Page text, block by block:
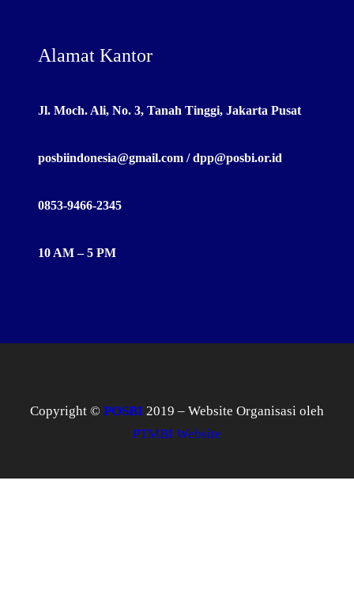
Alamat Kantor
Jl. Moch. Ali, No. 3, Tanah Tinggi, Jakarta Pusat
posbiindonesia@gmail.com / dpp@posbi.or.id
0853-9466-2345
10 AM – 5 PM
Copyright © POSBI 2019 – Website Organisasi oleh
PTMBI Website